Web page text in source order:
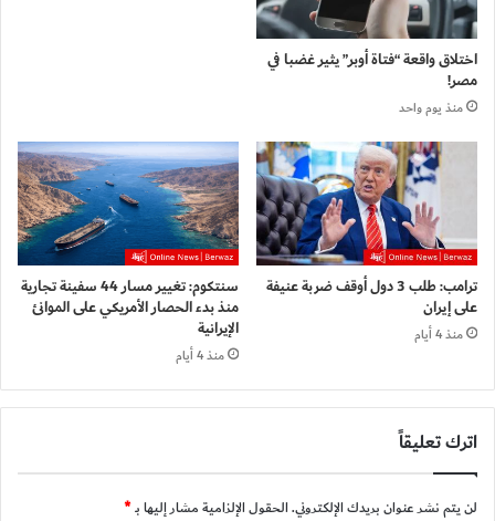
اختلاق واقعة “فتاة أوبر” يثير غضبا في
مصر!
منذ يوم واحد
ترامب: طلب 3 دول أوقف ضربة عنيفة
على إيران
منذ 4 أيام
سنتكوم: تغيير مسار 44 سفينة تجارية
منذ بدء الحصار الأمريكي على الموانئ
الإيرانية
منذ 4 أيام
اترك تعليقاً
لن يتم نشر عنوان بريدك الإلكتروني.الحقول الإلزامية مشار إليها بـ*